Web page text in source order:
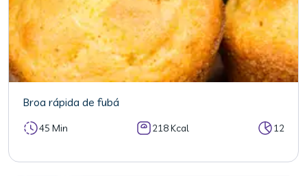
Broa rápida de fubá
45 Min 218 Kcal 12